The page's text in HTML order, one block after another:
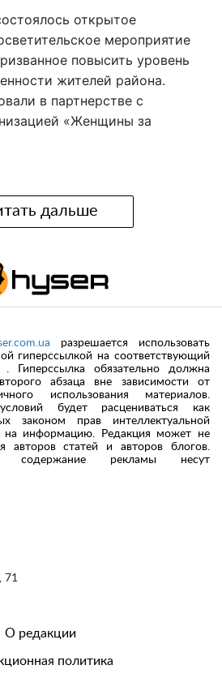
открытое
мероприятие
повысить уровень
жителей района.
в партнерстве с
«Женщины за
дальше
71
разрешается использовать
гиперссылкой на соответствующий
. Гиперссылка обязательно должна
абзаца вне зависимости от
использования материалов.
будет расцениваться как
законом прав интеллектуальной
на информацию. Редакция может не
авторов статей и авторов блогов.
содержание рекламы несут
О редакции
политика